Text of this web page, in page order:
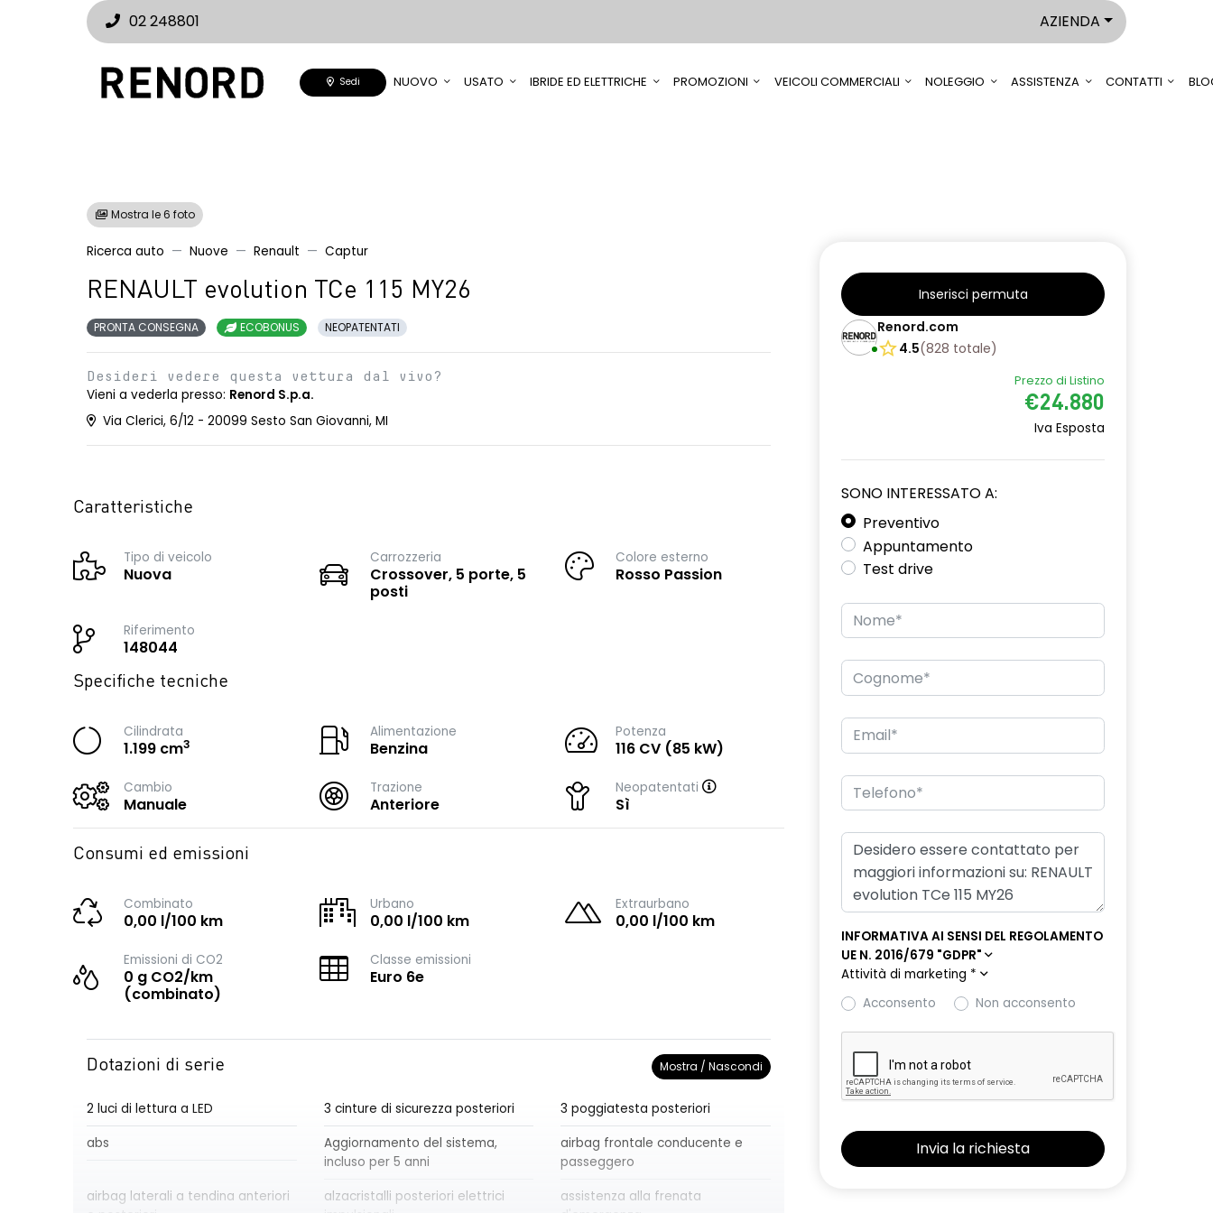
02 248801 AZIENDA
Sedi NUOVO USATO IBRIDE ED ELETTRICHE PROMOZIONI VEICOLI COMMERCIALI NOLEGGIO ASSISTENZA CONTATTI
Mostra le 6 foto
Ricerca auto Nuove Renault Captur
RENAULT evolution TCe 115 MY26
PRONTA CONSEGNA ECOBONUS NEOPATENTATI
Desideri vedere questa vettura dal vivo?
Vieni a vederla presso: Renord S.p.a.
Via Clerici, 6/12 - 20099 Sesto San Giovanni, MI
Caratteristiche
Tipo di veicolo
Nuova
Carrozzeria
Crossover, 5 porte, 5
posti
Colore esterno
Rosso Passion
Riferimento
148044
Specifiche tecniche
Cilindrata
1.199 cm3
Alimentazione
Benzina
Potenza
116 CV (85 kW)
Cambio
Manuale
Trazione
Anteriore
Neopatentati
Sì
Consumi ed emissioni
Combinato
0,00 l/100 km
Urbano
0,00 l/100 km
Extraurbano
0,00 l/100 km
Emissioni di CO2
0 g CO2/km
(combinato)
Classe emissioni
Euro 6e
Dotazioni di serie Mostra / Nascondi
2 luci di lettura a LED 3 cinture di sicurezza posteriori
3 poggiatesta posteriori
abs
Aggiornamento del sistema,
incluso per 5 anni
airbag frontale conducente e
passeggero
airbag laterali a tendina anteriori
alzacristalli posteriori elettrici
assistenza alla frenata
Inserisci permuta
Renord.com
4.5(828 totale)
Prezzo di Listino
€24.880
Iva Esposta
SONO INTERESSATO A:
Preventivo
Appuntamento
Test drive
INFORMATIVA AI SENSI DEL REGOLAMENTO
UE N. 2016/679 "GDPR"
Attività di marketing *
Acconsento
Non acconsento